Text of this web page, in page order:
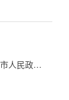
人民政…